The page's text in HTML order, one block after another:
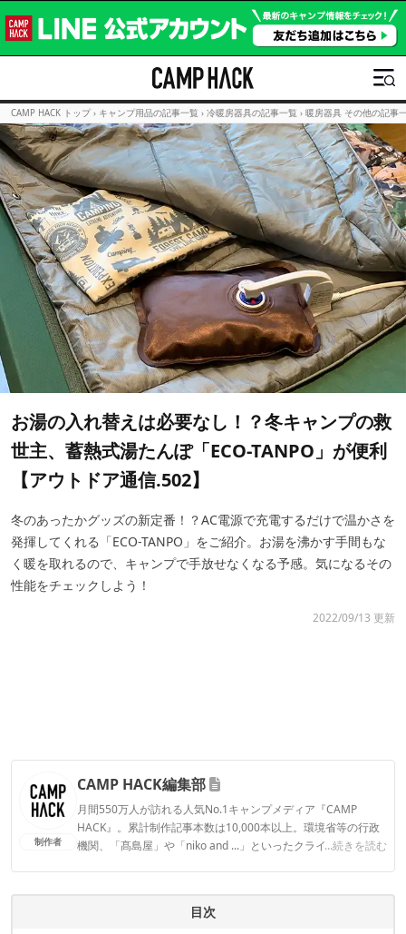
CAMP HACK トップ › キャンプ用品の記事一覧 › 冷暖房器具の記事一覧 › 暖房器具 その他の記事
お湯の入れ替えは必要なし！？冬キャンプの救
世主、蓄熱式湯たんぽ「ECO-TANPO」が便利
【アウトドア通信.502】
冬のあったかグッズの新定番！？AC電源で充電するだけで温かさを
発揮してくれる「ECO-TANPO」をご紹介。お湯を沸かす手間もな
く暖を取れるので、キャンプで手放せなくなる予感。気になるその
性能をチェックしよう！
2022/09/13 更新
制作者
CAMP HACK編集部
月間550万人が訪れる人気No.1キャンプメディア『CAMP
HACK』。累計制作記事本数は10,000本以上。環境省等の行政
機関、「髙島屋」や「niko and ...」といったクライアントとの
...続きを読む
CAMP HACK編集部のプロフィール
目次